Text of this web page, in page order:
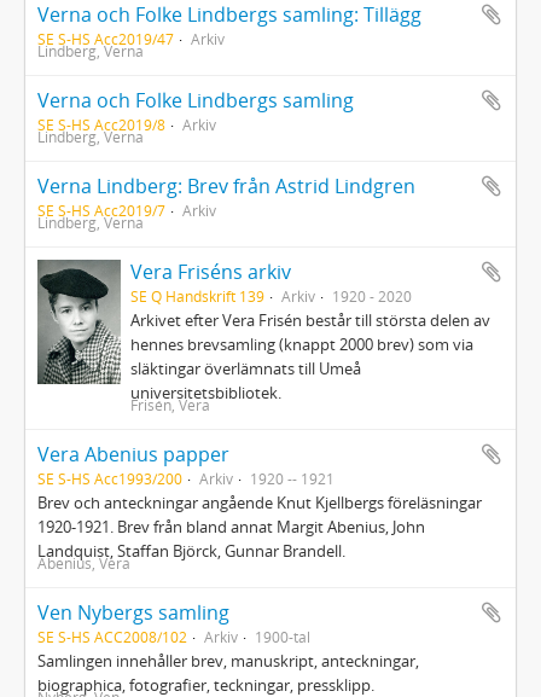
Verna och Folke Lindbergs samling: Tillägg
SE S-HS Acc2019/47 Arkiv
Lindberg, Verna
Verna och Folke Lindbergs samling
SE S-HS Acc2019/8 Arkiv
Lindberg, Verna
Verna Lindberg: Brev från Astrid Lindgren
SE S-HS Acc2019/7 Arkiv
Lindberg, Verna
Vera Friséns arkiv
SE Q Handskrift 139 Arkiv 1920 - 2020
Arkivet efter Vera Frisén består till största delen av
hennes brevsamling (knappt 2000 brev) som via
släktingar överlämnats till Umeå
universitetsbibliotek.
Frisén, Vera
Vera Abenius papper
SE S-HS Acc1993/200 Arkiv 1920 -- 1921
Brev och anteckningar angående Knut Kjellbergs föreläsningar
1920-1921. Brev från bland annat Margit Abenius, John
Landquist, Staffan Björck, Gunnar Brandell.
Abenius, Vera
Ven Nybergs samling
SE S-HS ACC2008/102 Arkiv 1900-tal
Samlingen innehåller brev, manuskript, anteckningar,
biographica, fotografier, teckningar, pressklipp.